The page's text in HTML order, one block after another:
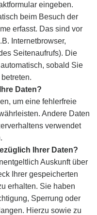
eingeben.
beim Besuch der
erfasst. Das sind vor
Internetbrowser,
Seitenaufrufs). Die
sobald Sie
Daten?
um eine fehlerfreie
Andere Daten
verwendet
Ihrer Daten?
Auskunft über
Ihrer gespeicherten
erhalten. Sie haben
Sperrung oder
Hierzu sowie zu